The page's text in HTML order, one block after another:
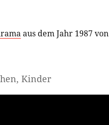
aus dem Jahr 1987 von
Kinder